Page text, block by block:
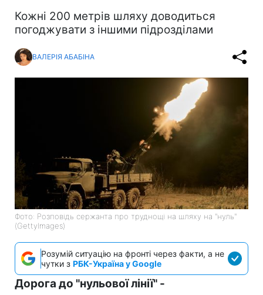
Кожні 200 метрів шляху доводиться
погоджувати з іншими підрозділами
ВАЛЕРІЯ АБАБІНА
Фото: Розповідь сержанта про труднощі на шляху на "нуль"
(GettyImages)
Розумій ситуацію на фронті через факти, а не
чутки з РБК-Україна у Google
Дорога до "нульової лінії" -